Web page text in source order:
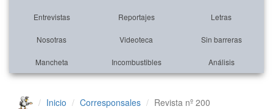
Entrevistas Reportajes Letras
Nosotras Videoteca Sin barreras
Mancheta Incombustibles Análisis
Inicio Corresponsales Revista nº 200